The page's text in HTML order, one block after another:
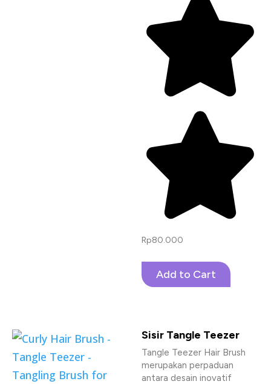
Rp80.000
Add to Cart
Sisir Tangle Teezer
Tangle Teezer Hair Brush
merupakan perpaduan
antara desain inovatif